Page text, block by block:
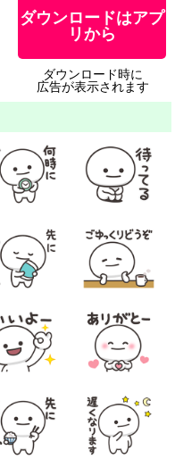
ダウンロードはアプ
リから
ダウンロード時に
広告が表示されます